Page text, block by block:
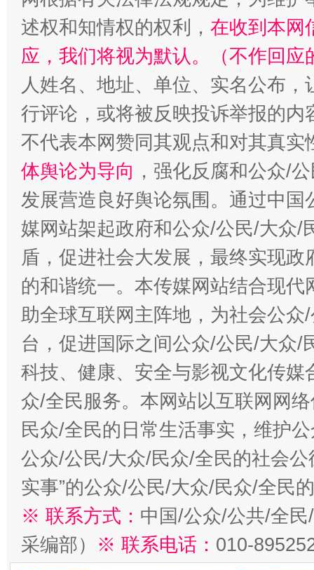
招工难、用工荒背后
述权和知情权的权利， 在收到本网
应，我们将视为默认。（不作回应
人姓名、地址、单位、实名公布
行评论，或将被反映投诉举报的
不代表本网赞同其观点和对其真实
体舆论为导向 ，强化反腐和公众/
发展营造良好舆论氛围。通过中
媒网站架起政府和公众/公民/大众/
盾，促进社会大发展，最终实现
的和谐统一。本传媒网站结合现
助全球互联网主阵地，为社会公
台，促进国际之间公众/公民/大众/
科技、健康、安全与影视文化传
众/全民服务。本网站以互联网网
民众/全民的日常生活事实，维护
公众/公民/大众/民众/全民的社会公
实事”的公众/公民/大众/民众/全民
※ 联系方式： 中国/公众/公共/全
采编部） ※ 联系电话： 010-